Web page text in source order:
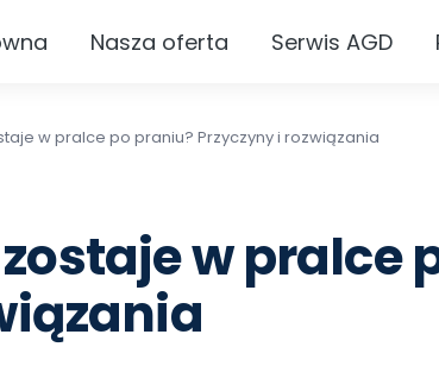
Nasza oferta Serwis AGD
w pralce po praniu? Przyczyny i rozwiązania
w pralce